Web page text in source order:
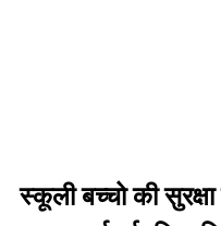
स्कूली बच्चो की